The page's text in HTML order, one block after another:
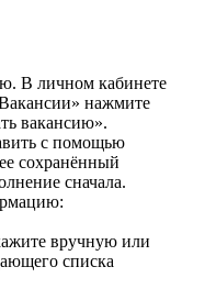
В личном кабинете
нажмите
вакансию».
с помощью
сохранённый
сначала.
вручную или
списка